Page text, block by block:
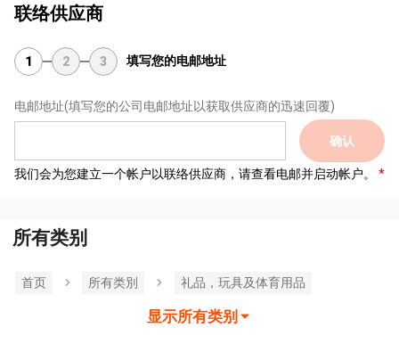
联络供应商
1 2 3 填写您的电邮地址
电邮地址(填写您的公司电邮地址以获取供应商的迅速回覆)
确认
我们会为您建立一个帐户以联络供应商，请查看电邮并启动帐户。
所有类别
首页 所有类別 礼品，玩具及体育用品
显示所有类别